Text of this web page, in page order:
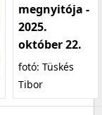
megnyitója -
2025.
október 22.
fotó: Tüskés
Tibor